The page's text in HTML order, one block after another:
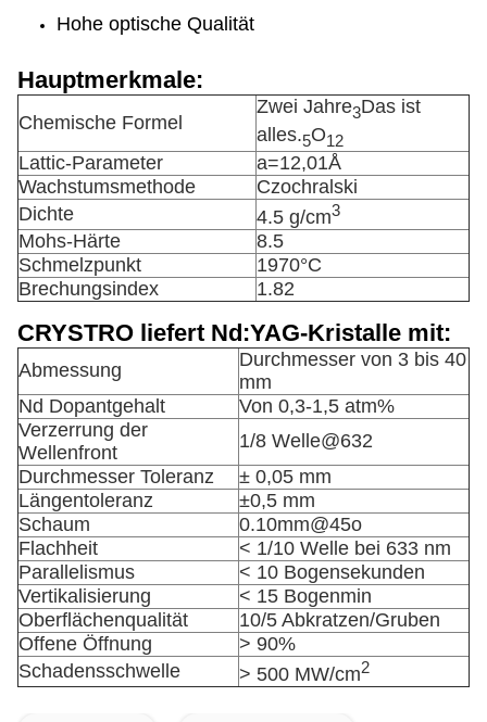
Hohe optische Qualität
Hauptmerkmale:
Chemische Formel
Zwei Jahre3Das ist
alles.5O12
Lattic-Parameter
a=12,01Å
Wachstumsmethode
Czochralski
Dichte
4.5 g/cm3
Mohs-Härte
8.5
Schmelzpunkt
1970°C
Brechungsindex
1.82
CRYSTRO liefert Nd:YAG-Kristalle mit:
Abmessung
Durchmesser von 3 bis 40
mm
Nd Dopantgehalt
Von 0,3-1,5 atm%
Verzerrung der
Wellenfront
1/8 Welle@632
Durchmesser Toleranz
± 0,05 mm
Längentoleranz
±0,5 mm
Schaum
0.10mm@45o
Flachheit
< 1/10 Welle bei 633 nm
Parallelismus
< 10 Bogensekunden
Vertikalisierung
< 15 Bogenmin
Oberflächenqualität
10/5 Abkratzen/Gruben
Offene Öffnung
> 90%
Schadensschwelle
> 500 MW/cm2